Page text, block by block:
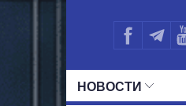
НОВОСТИ